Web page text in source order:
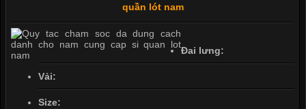
quần lót nam
Đai lưng:
Vải:
Size: